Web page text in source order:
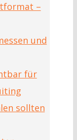
–
und
für
sollten